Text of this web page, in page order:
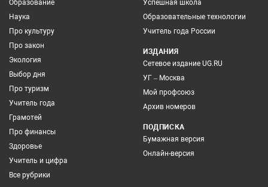
Образование
Наука
Про культуру
Про закон
Экология
Выбор дня
Про туризм
Учитель года
Грамотей
Про финансы
Здоровье
Учитель и цифра
Все рубрики
Успешная школа
Образовательные технологии
Учитель года России
ИЗДАНИЯ
Сетевое издание UG.RU
УГ – Москва
Мой профсоюз
Архив номеров
ПОДПИСКА
Бумажная версия
Онлайн-версия